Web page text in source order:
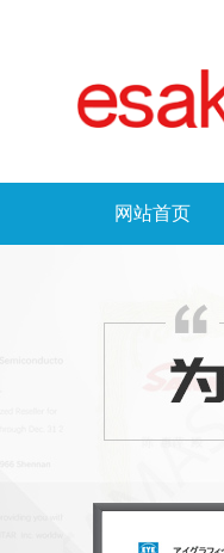
网站首页